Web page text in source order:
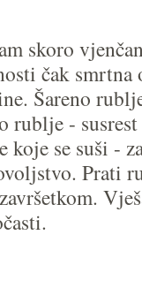
skoro
čak smrtna
Šareno
rublje -
se suši -
Prati